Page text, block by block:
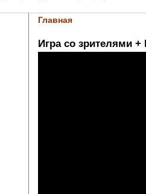
Главная
Игра со зрителями +